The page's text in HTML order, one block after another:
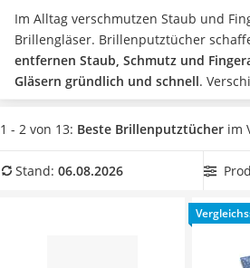
Reisehaartrockner
Eiweißpulver
Magnesiumpräparat
Katzenklappe
Nackenmassagegerät
Zeckenschutz Katze
Philips-Sonicare-Zahnbürste
Im Alltag verschmutzen Staub und
Brillengläser. Brillenputztücher
entfernen Staub, Schmutz und
Gläsern gründlich und schnell.
raten dazu, die Brillengläser nur zu
tatsächlich Bedarf besteht, um das
Bakterien entfernen
? Wählen Sie
Überzeugt hat uns hier im August
Johans® XXL Mikrofasertuch*
1 - 2 von 13: Beste Brillenputztücher im
Stand: 06.08.2026